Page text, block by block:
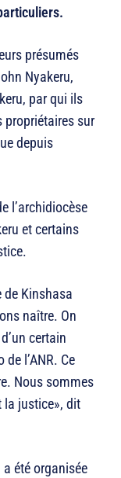
présumés
Nyakeru,
par qui ils
propriétaires sur
depuis
l’archidiocèse
et certains
de Kinshasa
naître. On
certain
l’ANR. Ce
Nous sommes
la justice», dit
été organisée